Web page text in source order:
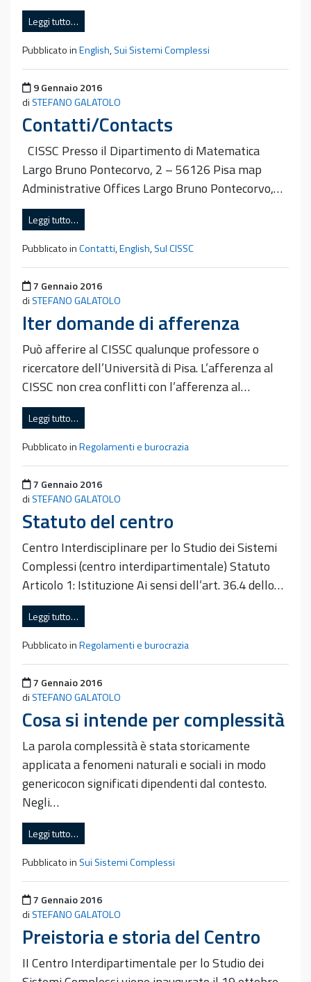
Leggi tutto…
Pubblicato inEnglish,Sui Sistemi Complessi
Pubblicato il
9 Gennaio 2016
diSTEFANO GALATOLO
Contatti/Contacts
CISSC Presso il Dipartimento di Matematica
Largo Bruno Pontecorvo, 2 – 56126 Pisa map
Administrative Offices Largo Bruno Pontecorvo,…
Leggi tutto…
Pubblicato inContatti,English,Sul CISSC
Pubblicato il
7 Gennaio 2016
diSTEFANO GALATOLO
Iter domande di afferenza
Può afferire al CISSC qualunque professore o
ricercatore dell’Università di Pisa. L’afferenza al
CISSC non crea conflitti con l’afferenza al…
Leggi tutto…
Pubblicato inRegolamenti e burocrazia
Pubblicato il
7 Gennaio 2016
diSTEFANO GALATOLO
Statuto del centro
Centro Interdisciplinare per lo Studio dei Sistemi
Complessi (centro interdipartimentale) Statuto
Articolo 1: Istituzione Ai sensi dell’art. 36.4 dello…
Leggi tutto…
Pubblicato inRegolamenti e burocrazia
Pubblicato il
7 Gennaio 2016
diSTEFANO GALATOLO
Cosa si intende per complessità
La parola complessità è stata storicamente
applicata a fenomeni naturali e sociali in modo
genericocon significati dipendenti dal contesto.
Negli…
Leggi tutto…
Pubblicato inSui Sistemi Complessi
Pubblicato il
7 Gennaio 2016
diSTEFANO GALATOLO
Preistoria e storia del Centro
II Centro Interdipartimentale per lo Studio dei